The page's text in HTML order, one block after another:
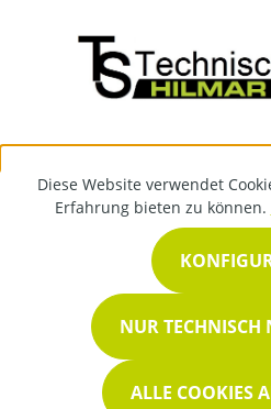
Diese Website verwendet
Erfahrung bieten zu können.
NUR TECHNISCH
ALLE COOKIES